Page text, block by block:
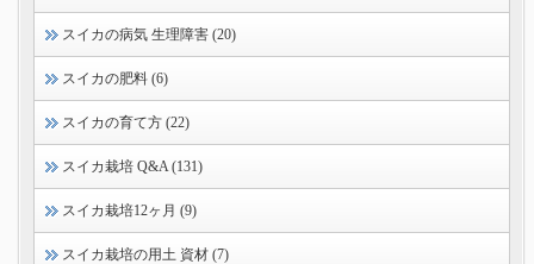
スイカの病気 生理障害 (20)
スイカの肥料 (6)
スイカの育て方 (22)
スイカ栽培 Q&A (131)
スイカ栽培12ヶ月 (9)
スイカ栽培の用土 資材 (7)